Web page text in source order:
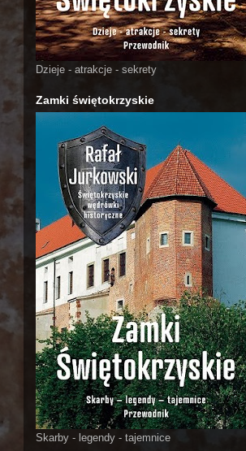
Dzieje - atrakcje - sekrety
Zamki świętokrzyskie
Skarby - legendy - tajemnice